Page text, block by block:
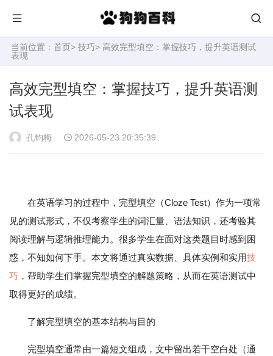
当前位置： 首页> 技巧> 高效完型填空：掌握技巧，提升英语测试
表现
高效完型填空：掌握技巧，提升英语测
试表现
孔钧梅 2026-05-23 20:35:39
在英语学习的过程中，完型填空（Cloze Test）作为一项常
见的测试形式，不仅考察学生的词汇量、语法知识，还考验其
阅读理解与逻辑推理能力。很多学生在面对这类题目时感到困
惑，不知如何下手。本文将通过真实数据、具体实例和实用技
巧 ，帮助学生们掌握完型填空的解题策略，从而在英语测试中
取得更好的成绩。
了解完型填空的基本结构与目的
完型填空通常由一篇短文组成，文中留出若干空白处（通